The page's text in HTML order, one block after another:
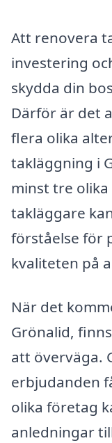
Att renovera
investering
skydda din
Därför är det
flera olika
takläggning i
minst tre
takläggare
förståelse för
kvaliteten på
När det
Grönalid,
att överväga.
erbjudanden
olika företag
anledningar